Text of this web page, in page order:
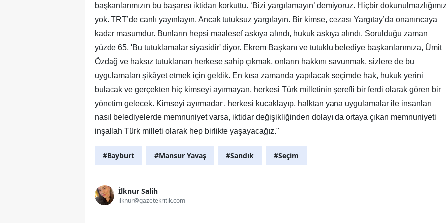
başkanlarımızın bu başarısı iktidarı korkuttu. ‘Bizi yargılamayın’ demiyoruz. Hiçbir dokunulmazlığımız
yok. TRT’de canlı yayınlayın. Ancak tutuksuz yargılayın. Bir kimse, cezası Yargıtay’da onanıncaya
kadar masumdur. Bunların hepsi maalesef askıya alındı, hukuk askıya alındı. Sorulduğu zaman
yüzde 65, 'Bu tutuklamalar siyasidir' diyor. Ekrem Başkanı ve tutuklu belediye başkanlarımıza, Ümit
Özdağ ve haksız tutuklanan herkese sahip çıkmak, onların hakkını savunmak, sizlere de bu
uygulamaları şikâyet etmek için geldik. En kısa zamanda yapılacak seçimde hak, hukuk yerini
bulacak ve gerçekten hiç kimseyi ayırmayan, herkesi Türk milletinin şerefli bir ferdi olarak gören bir
yönetim gelecek. Kimseyi ayırmadan, herkesi kucaklayıp, halktan yana uygulamalar ile insanları
nasıl belediyelerde memnuniyet varsa, iktidar değişikliğinden dolayı da ortaya çıkan memnuniyeti
inşallah Türk milleti olarak hep birlikte yaşayacağız."
#Bayburt #Mansur Yavaş #Sandık #Seçim
İlknur Salih
ilknur@gazetekritik.com